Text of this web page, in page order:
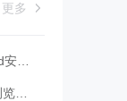
更多
法
法